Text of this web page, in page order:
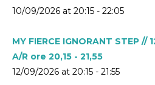
10/09/2026 at 20:15 - 22:05
MY FIERCE IGNORANT STEP
A/R ore 20,15 - 21,55
12/09/2026 at 20:15 - 21:55